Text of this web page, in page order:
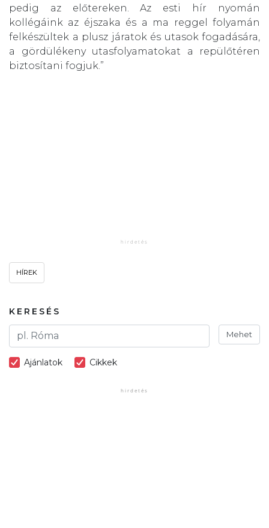
pedig az előtereken. Az esti hír nyomán
kollégáink az éjszaka és a ma reggel folyamán
felkészültek a plusz járatok és utasok fogadására,
a gördülékeny utasfolyamatokat a repülőtéren
biztosítani fogjuk.”
HÍREK
KERESÉS
Mehet
Ajánlatok Cikkek